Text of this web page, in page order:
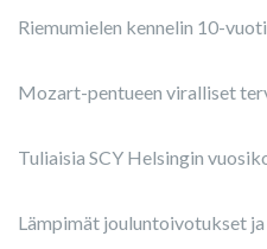
Riemumielen kennelin 10-
Mozart-pentueen viralliset
Tuliaisia SCY Helsingin
Lämpimät jouluntoivotukset